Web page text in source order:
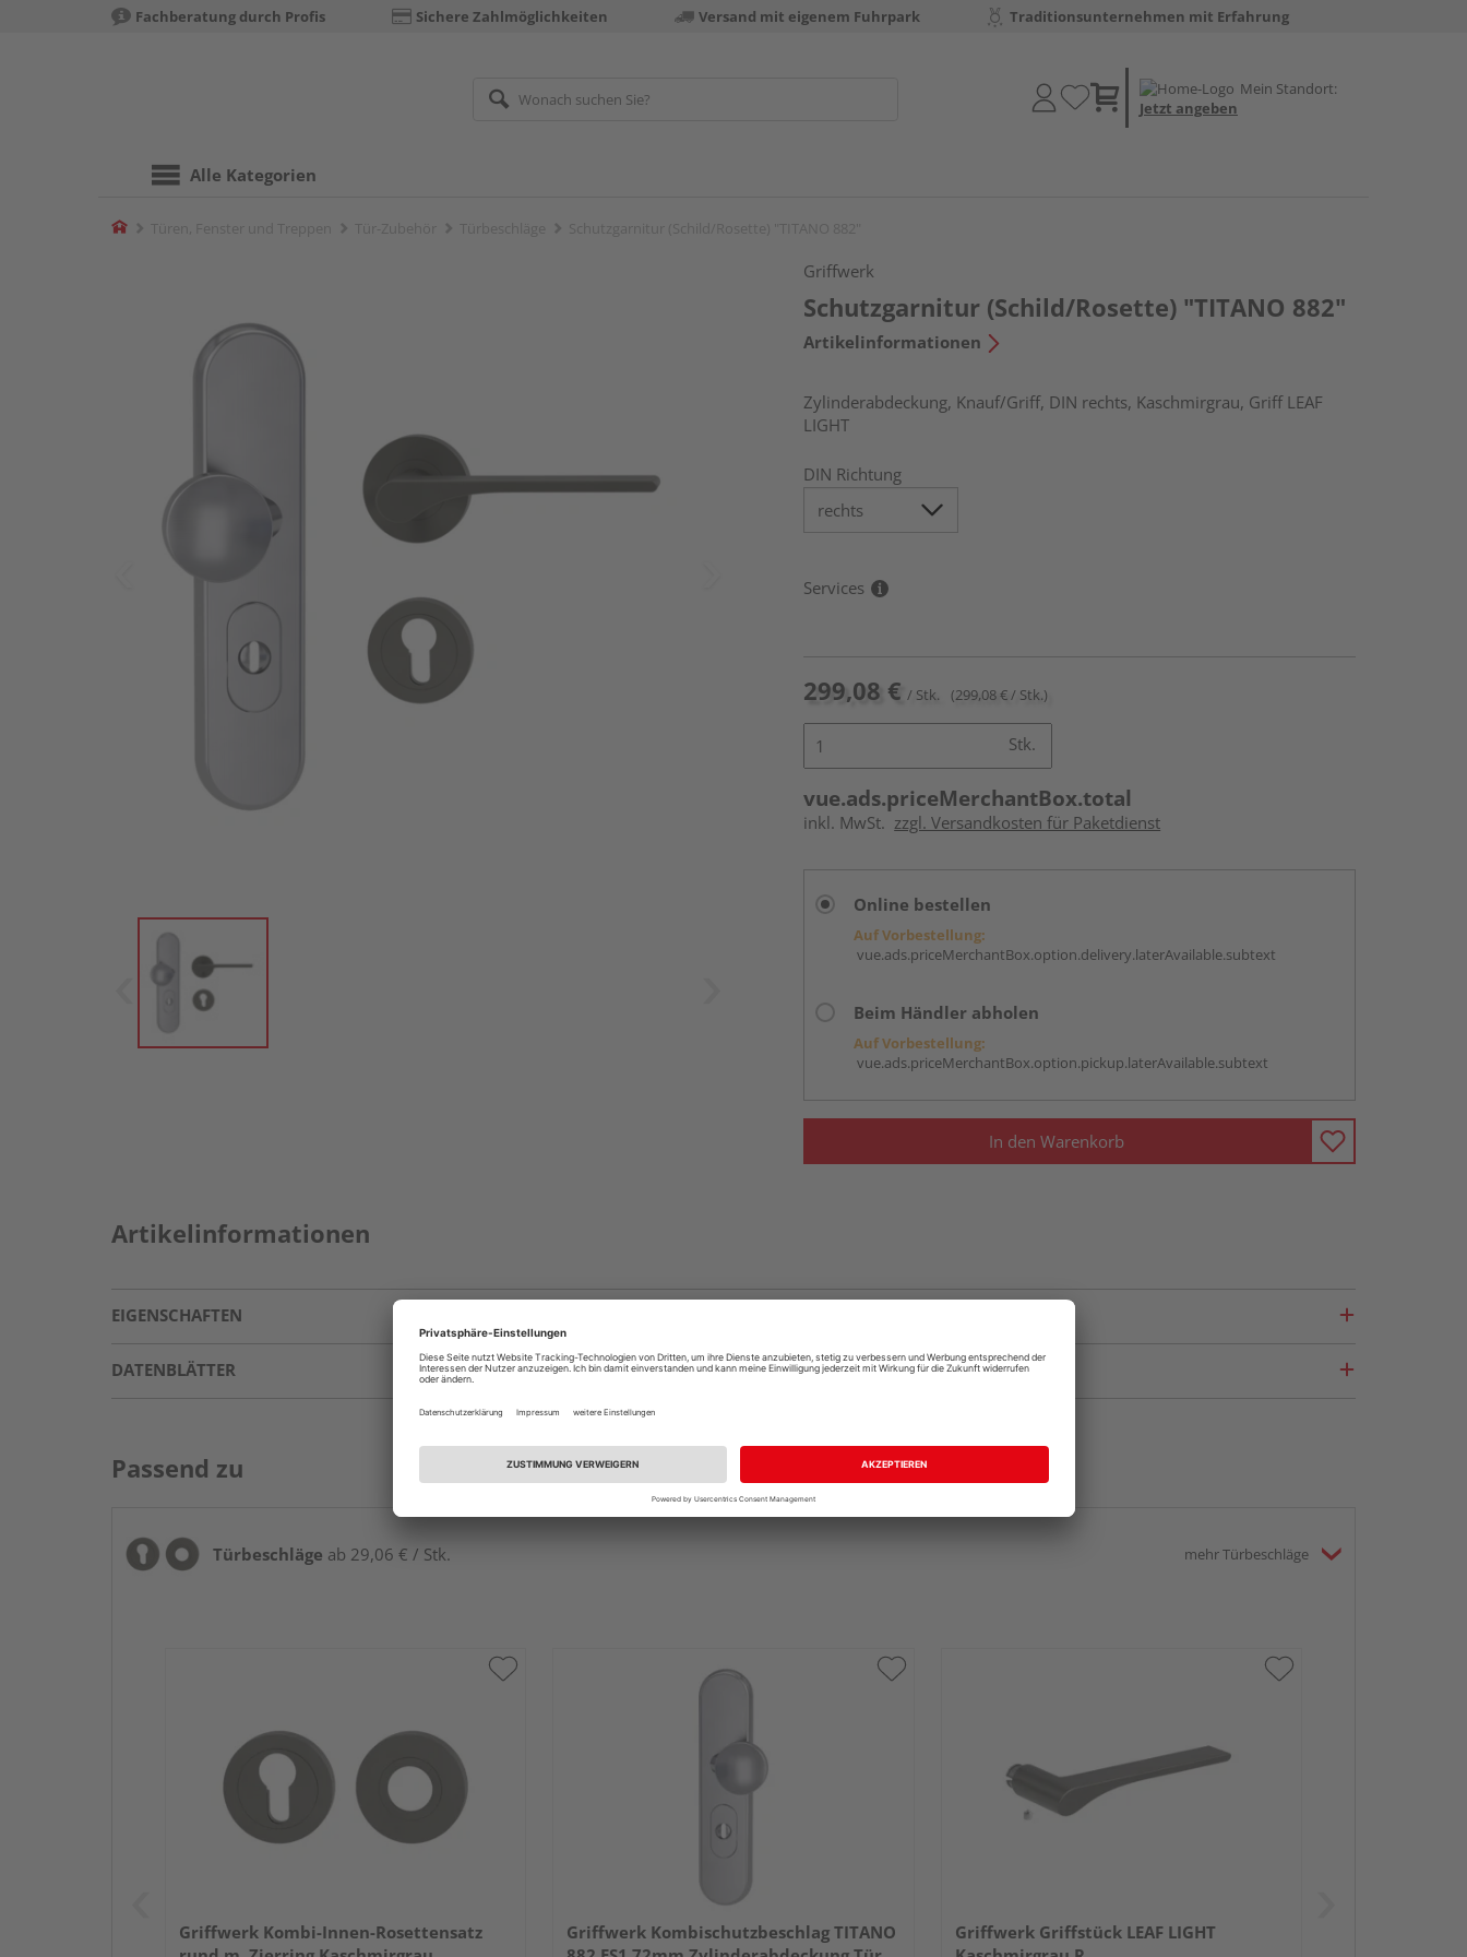
Fachberatung durch Profis Sichere Zahlmöglichkeiten Versand mit eigenem Fuhrpark Traditionsunternehmen mit Erfahrung
Mein Standort:
Jetzt angeben
Alle Kategorien
Home
Griffwerk
Schutzgarnitur (Schild/Rosette) "TITANO 882"
Artikelinformationen
Zylinderabdeckung, Knauf/Griff, DIN rechts, Kaschmirgrau, Griff LEAF
LIGHT
DIN Richtung
Services
299,08 € / Stk. (299,08 € / Stk.)
Stk.
vue.ads.priceMerchantBox.total
inkl. MwSt. zzgl. Versandkosten für Paketdienst
Online bestellen
Auf Vorbestellung:
vue.ads.priceMerchantBox.option.delivery.laterAvailable.subtext
Beim Händler abholen
Auf Vorbestellung:
vue.ads.priceMerchantBox.option.pickup.laterAvailable.subtext
In den Warenkorb
Artikelinformationen
EIGENSCHAFTEN
DATENBLÄTTER
Passend zu
Türbeschläge ab 29,06 € / Stk. mehr Türbeschläge
Griffwerk Kombi-Innen-Rosettensatz
Griffwerk Kombischutzbeschlag TITANO
Griffwerk Griffstück LEAF LIGHT